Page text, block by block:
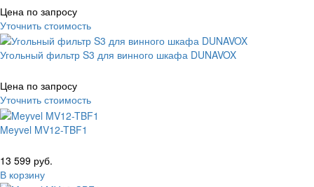
Цена по запросу
Уточнить стоимость
Угольный фильтр S3 для винного шкафа DUNAVOX
Цена по запросу
Уточнить стоимость
Meyvel MV12-TBF1
13 599 руб.
В корзину